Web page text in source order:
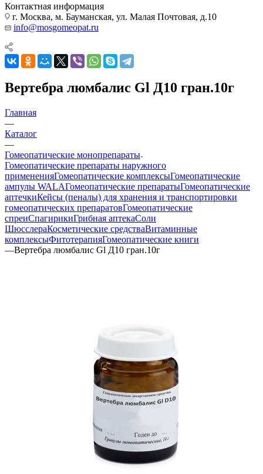
Контактная информация
г. Москва, м. Бауманская, ул. Малая Почтовая, д.10
info@mosgomeopat.ru
Вертебра люмбалис Gl Д10 гран.10г
Главная
—
Каталог
—
Гомеопатические монопрепараты
Гомеопатические препараты наружного
примененияГомеопатические комплексыГомеопатические
ампулы WALAГомеопатические препаратыГомеопатические
аптечкиКейсы (пеналы) для хранения и транспортировки
гомеопатических препаратовГомеопатические
спреиСпагирикиГрибная аптекаСоли
ШюсслераКосметические средстваВитаминные
комплексыФитотерапияГомеопатические книги
—Вертебра люмбалис Gl Д10 гран.10г